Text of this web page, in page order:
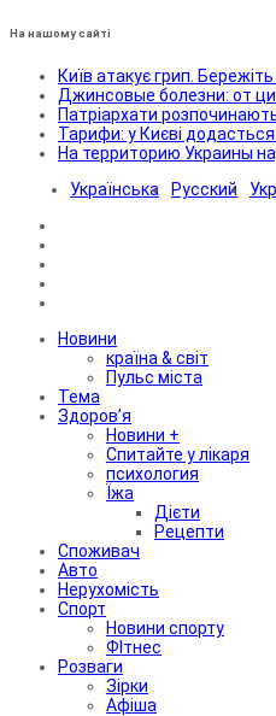
На нашому сайті
Київ атакує грип. Бережіть
Джинсовые болезни: от
Патріархати
Тарифи: у Києві
На территорию Украины
Українська
Русский
Новини
країна & світ
Пульс міста
Тема
Здоров’я
Новини +
Спитайте у лікаря
психология
Їжа
Дієти
Рецепти
Споживач
Авто
Нерухомість
Спорт
Новини спорту
ФІтнес
Розваги
Зірки
Афіша